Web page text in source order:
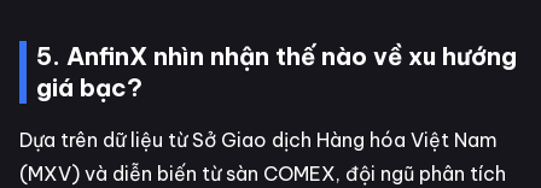
5. AnfinX nhìn nhận thế nào về xu hướng
giá bạc?
Dựa trên dữ liệu từ Sở Giao dịch Hàng hóa Việt Nam
(MXV) và diễn biến từ sàn COMEX, đội ngũ phân tích